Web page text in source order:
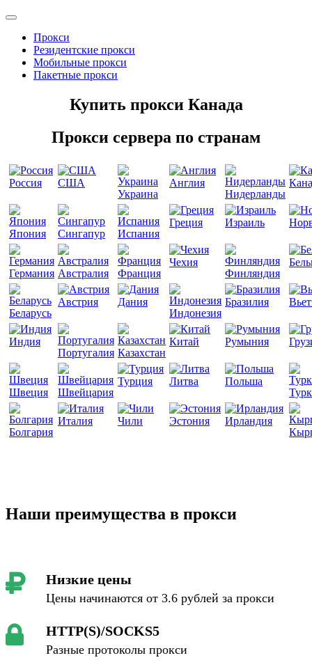
Прокси
Резидентские прокси
Мобильные прокси
Пакетные прокси
Купить прокси Канада
Прокси сервера по странам
Россия
США
Украина
Англия
Нидерланды
Япония Сингапур Испания
Греция Израиль
Германия Австралия Франция
Чехия
Финляндия
Беларусь
Австрия
Дания
Индонезия
Бразилия
Индия
Португалия Казахстан
Китай Румыния
Швеция Швейцария
Турция Литва
Польша
Болгария
Италия Чили Эстония
Ирландия
Наши преимущества в прокси
Низкие цены
Цены начинаются от 3.6 рублей за прокси
HTTP(S)/SOCKS5
Разные протоколы прокси